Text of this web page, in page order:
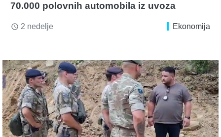
70.000 polovnih automobila iz uvoza
access_time 2 nedelje Ekonomija